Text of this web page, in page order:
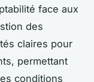
face aux
des
claires pour
permettant
conditions